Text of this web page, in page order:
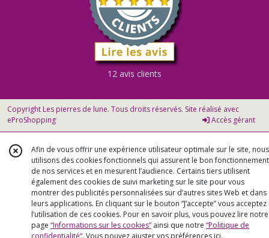
12 avis clients
Copyright Les pierres de lune. Tous droits réservés. Site réalisé avec
eProShopping
Accès gérant
Afin de vous offrir une expérience utilisateur optimale sur le site, nous
utilisons des cookies fonctionnels qui assurent le bon fonctionnement
de nos services et en mesurent l’audience. Certains tiers utilisent
également des cookies de suivi marketing sur le site pour vous
montrer des publicités personnalisées sur d’autres sites Web et dans
leurs applications. En cliquant sur le bouton “J’accepte” vous acceptez
l’utilisation de ces cookies. Pour en savoir plus, vous pouvez lire notre
page “Informations sur les cookies” ainsi que notre “Politique de
confidentialité“. Vous pouvez ajuster vos préférences ici.